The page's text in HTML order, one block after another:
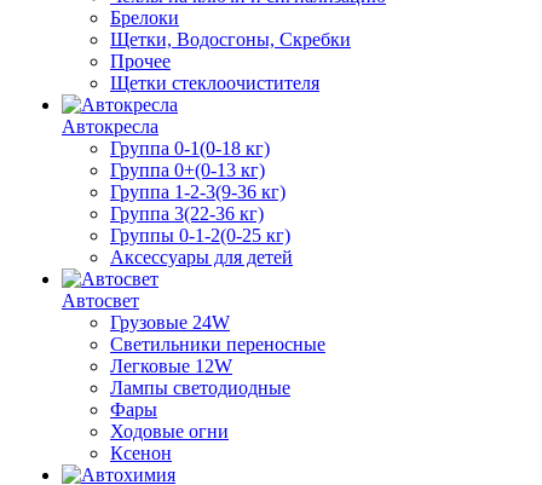
Брелоки
Щетки, Водосгоны, Скребки
Прочее
Щетки стеклоочистителя
Автокресла
Группа 0-1(0-18 кг)
Группа 0+(0-13 кг)
Группа 1-2-3(9-36 кг)
Группа 3(22-36 кг)
Группы 0-1-2(0-25 кг)
Аксессуары для детей
Автосвет
Грузовые 24W
Светильники переносные
Легковые 12W
Лампы светодиодные
Фары
Ходовые огни
Ксенон